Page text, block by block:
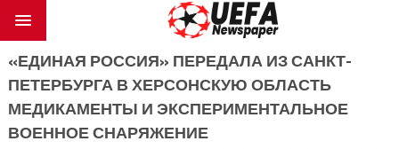
«ЕДИНАЯ РОССИЯ» ПЕРЕДАЛА ИЗ САНКТ-
ПЕТЕРБУРГА В ХЕРСОНСКУЮ ОБЛАСТЬ
МЕДИКАМЕНТЫ И ЭКСПЕРИМЕНТАЛЬНОЕ
ВОЕННОЕ СНАРЯЖЕНИЕ